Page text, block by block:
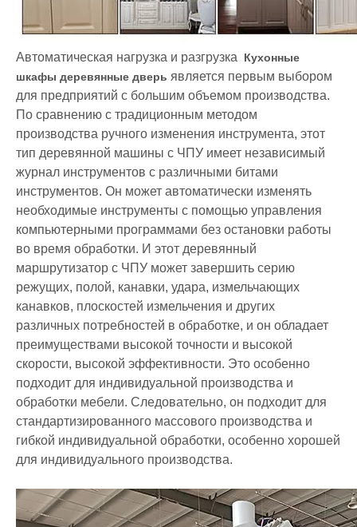
Автоматическая нагрузка и разгрузка Кухонные
шкафы деревянные дверь является первым выбором
для предприятий с большим объемом производства.
По сравнению с традиционным методом
производства ручного изменения инструмента, этот
тип деревянной машины с ЧПУ имеет независимый
журнал инструментов с различными битами
инструментов. Он может автоматически изменять
необходимые инструменты с помощью управления
компьютерными программами без остановки работы
во время обработки. И этот деревянный
маршрутизатор с ЧПУ может завершить серию
режущих, полой, канавки, удара, измельчающих
канавков, плоскостей измельчения и других
различных потребностей в обработке, и он обладает
преимуществами высокой точности и высокой
скорости, высокой эффективности. Это особенно
подходит для индивидуальной производства и
обработки мебели. Следовательно, он подходит для
стандартизированного массового производства и
гибкой индивидуальной обработки, особенно хорошей
для индивидуального производства.